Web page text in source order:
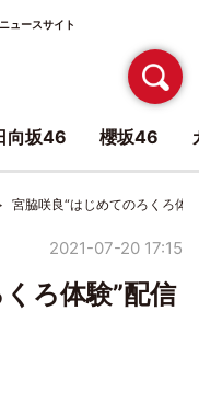
ュースサイト
宮脇咲良“はじめてのろくろ体
2021-07-20 17:15
ろ体験”配信
向坂46 櫻坂46